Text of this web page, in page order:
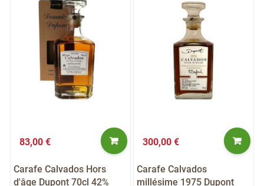
83,00 €
Carafe Calvados Hors
d'âge Dupont 70cl 42%
300,00 €
Carafe Calvados
millésime 1975 Dupont